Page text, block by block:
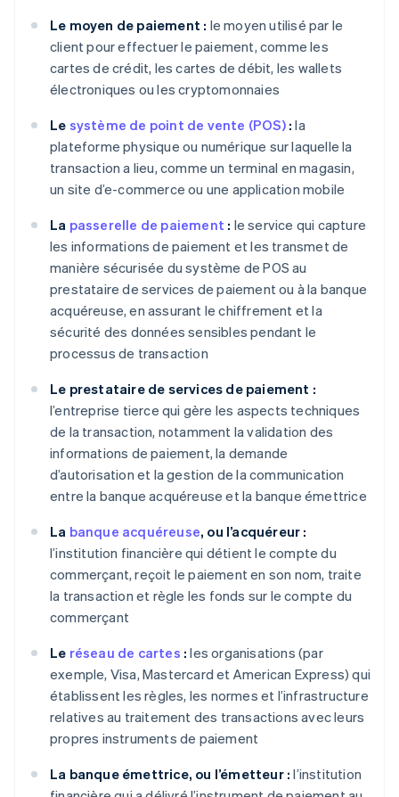
Le moyen de paiement : le moyen utilisé par le
client pour effectuer le paiement, comme les
cartes de crédit, les cartes de débit, les wallets
électroniques ou les cryptomonnaies
Le système de point de vente (POS): la
plateforme physique ou numérique sur laquelle la
transaction a lieu, comme un terminal en magasin,
un site d’e-commerce ou une application mobile
La passerelle de paiement : le service qui capture
les informations de paiement et les transmet de
manière sécurisée du système de POS au
prestataire de services de paiement ou à la banque
acquéreuse, en assurant le chiffrement et la
sécurité des données sensibles pendant le
processus de transaction
Le prestataire de services de paiement :
l’entreprise tierce qui gère les aspects techniques
de la transaction, notamment la validation des
informations de paiement, la demande
d’autorisation et la gestion de la communication
entre la banque acquéreuse et la banque émettrice
La banque acquéreuse, ou l’acquéreur :
l’institution financière qui détient le compte du
commerçant, reçoit le paiement en son nom, traite
la transaction et règle les fonds sur le compte du
commerçant
Le réseau de cartes : les organisations (par
exemple, Visa, Mastercard et American Express) qui
établissent les règles, les normes et l’infrastructure
relatives au traitement des transactions avec leurs
propres instruments de paiement
La banque émettrice, ou l’émetteur : l’institution